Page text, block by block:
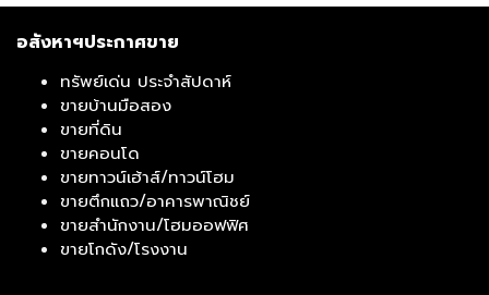
อสังหาฯประกาศขาย
ทรัพย์เด่น ประจำสัปดาห์
ขายบ้านมือสอง
ขายที่ดิน
ขายคอนโด
ขายทาวน์เฮ้าส์/ทาวน์โฮม
ขายตึกแถว/อาคารพาณิชย์
ขายสำนักงาน/โฮมออฟฟิศ
ขายโกดัง/โรงงาน